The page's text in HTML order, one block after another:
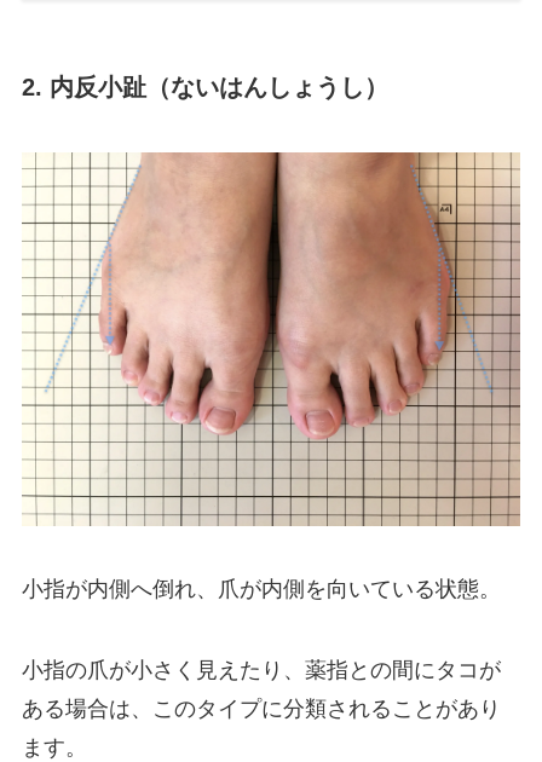
2. 内反小趾（ないはんしょうし）
小指が内側へ倒れ、爪が内側を向いている状態。
小指の爪が小さく見えたり、薬指との間にタコが
ある場合は、このタイプに分類されることがあり
ます。